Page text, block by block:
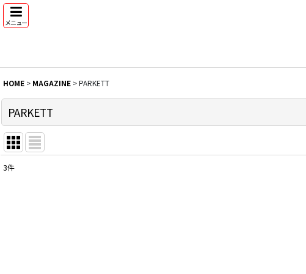
メニュー
HOME > MAGAZINE >PARKETT
PARKETT
3件